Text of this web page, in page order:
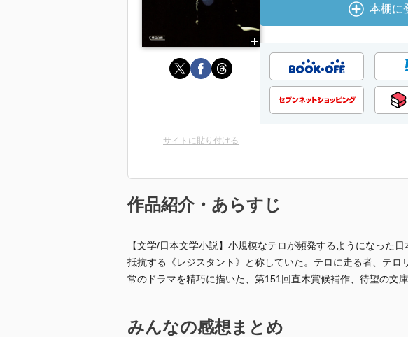
本棚に
サイトに貼り付ける
作品紹介・あらすじ
【文学/日本文学小説】小規模なテロが頻発するようになった
抵抗する《レジスタント》と称していた。テロに走る者、テ
常のドラマを精巧に描いた、第151回直木賞候補作、待望の文庫
みんなの感想まとめ